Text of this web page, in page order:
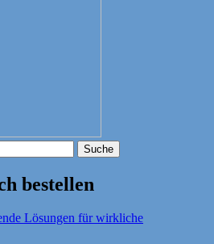
Suche
bestellen